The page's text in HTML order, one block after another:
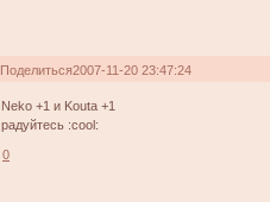
Поделиться2007-11-20 23:47:24
Neko +1 и Kouta +1
радуйтесь :cool:
0